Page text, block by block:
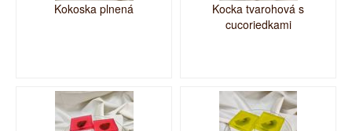
Kokoska plnená
Kocka tvarohová s
cucoriedkami